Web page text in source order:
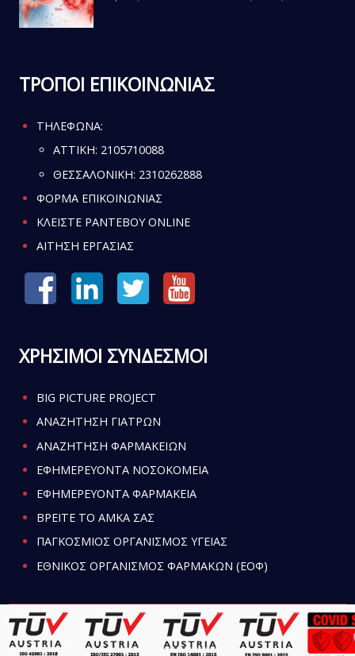
ΤΡΟΠΟΙ ΕΠΙΚΟΙΝΩΝΙΑΣ
ΤΗΛΕΦΩΝΑ:
ATTIKH: 2105710088
ΘΕΣΣΑΛΟΝΙΚΗ: 2310262888
ΦΟΡΜΑ ΕΠΙΚΟΙΝΩΝΙΑΣ
ΚΛΕΙΣΤΕ ΡΑΝΤΕΒΟΥ ONLINE
ΑΙΤΗΣΗ ΕΡΓΑΣΙΑΣ
ΧΡΗΣΙΜΟΙ ΣΥΝΔΕΣΜΟΙ
BIG PICTURE PROJECT
ΑΝΑΖΗΤΗΣΗ ΓΙΑΤΡΩΝ
ΑΝΑΖΗΤΗΣΗ ΦΑΡΜΑΚΕΙΩΝ
ΕΦΗΜΕΡΕΥΟΝΤΑ ΝΟΣΟΚΟΜΕΙΑ
ΕΦΗΜΕΡΕΥΟΝΤΑ ΦΑΡΜΑΚΕΙΑ
ΒΡΕΙΤΕ ΤΟ ΑΜΚΑ ΣΑΣ
ΠΑΓΚΟΣΜΙΟΣ ΟΡΓΑΝΙΣΜΟΣ ΥΓΕΙΑΣ
ΕΘΝΙΚΟΣ ΟΡΓΑΝΙΣΜΟΣ ΦΑΡΜΑΚΩΝ (ΕΟΦ)